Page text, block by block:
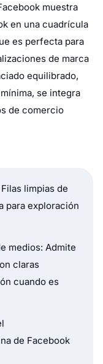
muestra
en una cuadrícula
es perfecta para
de marca
equilibrado,
se integra
de comercio
limpias de
para exploración
medios: Admite
claras
cuando es
de Facebook